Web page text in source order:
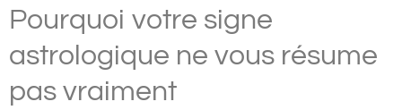
Pourquoi votre signe
astrologique ne vous résume
pas vraiment